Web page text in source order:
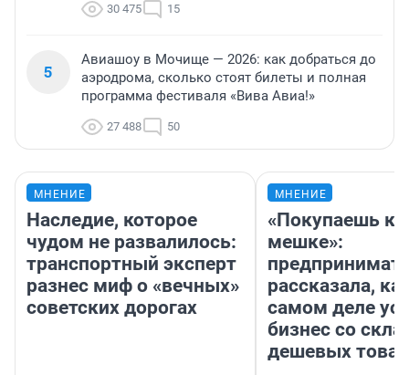
30 475 15
5
Авиашоу в Мочище — 2026: как добраться до
аэродрома, сколько стоят билеты и полная
программа фестиваля «Вива Авиа!»
27 488 50
МНЕНИЕ
Наследие, которое
чудом не развалилось:
транспортный эксперт
разнес миф о «вечных»
советских дорогах
МНЕНИЕ
«Покупаешь
мешке»:
рассказала,
самом деле
бизнес со
дешевых